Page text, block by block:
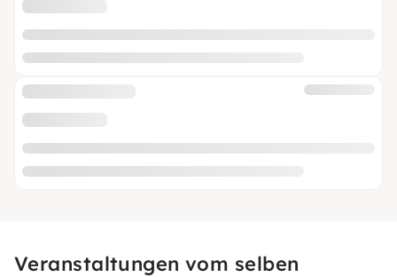
Veranstaltungen vom selben